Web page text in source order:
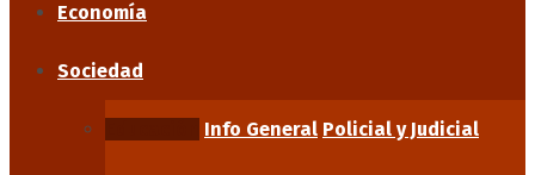
Economía
Sociedad
Info General Policial y Judicial